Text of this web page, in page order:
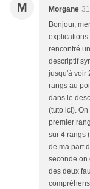
M Morgane
Bonjour,
explications
rencontré
descriptif
jusqu'à voir
rangs au
dans le
(tuto ici).
premier
sur 4 rangs
de ma part
seconde on
des deux